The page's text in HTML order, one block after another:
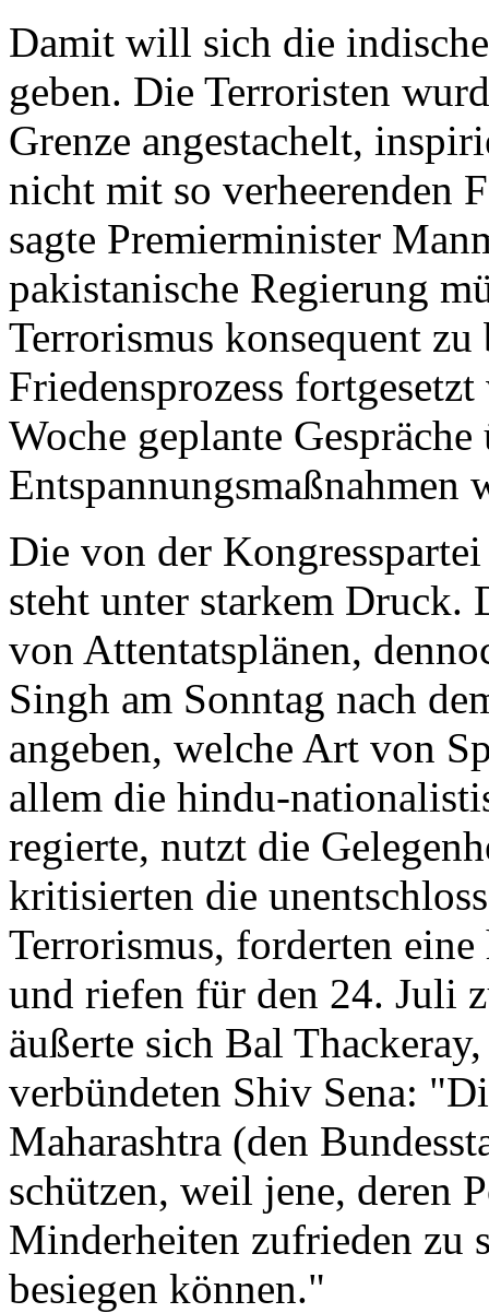
Damit will sich die
geben. Die Terroristen
Grenze angestachelt,
nicht mit so verheerenden
sagte Premierminister
pakistanische Regierung
Terrorismus konsequent
Friedensprozess
Woche geplante
Entspannungsmaßnahmen
Die von der
steht unter starkem Druck.
von Attentatsplänen,
Singh am Sonntag nach
angeben, welche Art von
allem die hindu-
regierte, nutzt die
kritisierten die
Terrorismus, forderten
und riefen für den 24. Juli
äußerte sich Bal
verbündeten Shiv Sena:
Maharashtra (den
schützen, weil jene, deren
Minderheiten zufrieden zu
besiegen können."